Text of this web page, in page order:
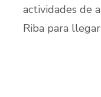
actividades de
Riba para